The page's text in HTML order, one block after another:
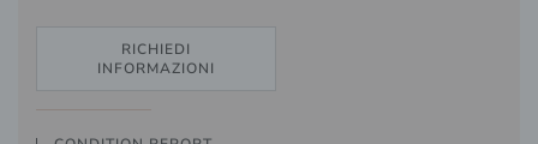
RICHIEDI
INFORMAZIONI